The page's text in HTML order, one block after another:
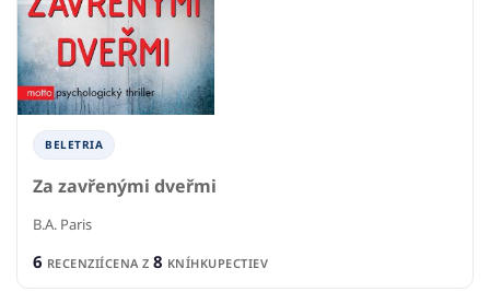
BELETRIA
Za zavřenými dveřmi
B.A. Paris
6 RECENZIÍCENA Z 8 KNÍHKUPECTIEV